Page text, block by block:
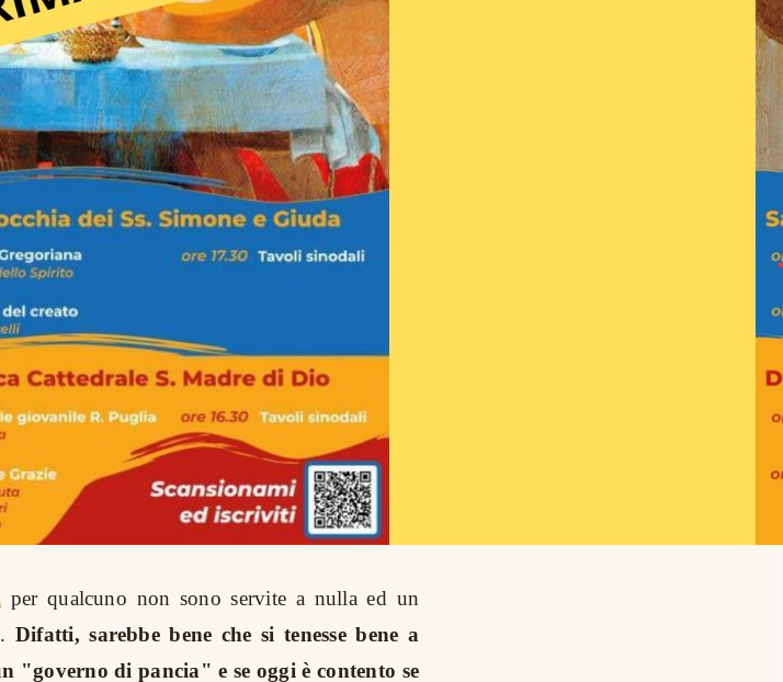
per qualcuno non sono servite a nulla ed un
Difatti, sarebbe bene che si tenesse bene a
"governo di pancia" e se oggi è contento se